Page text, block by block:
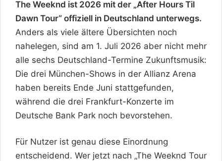
The Weeknd ist 2026 mit der „After Hours Til
Dawn Tour“ offiziell in Deutschland unterwegs.
Anders als viele ältere Übersichten noch
nahelegen, sind am 1. Juli 2026 aber nicht mehr
alle sechs Deutschland-Termine Zukunftsmusik:
Die drei München-Shows in der Allianz Arena
haben bereits Ende Juni stattgefunden,
während die drei Frankfurt-Konzerte im
Deutsche Bank Park noch bevorstehen.
Für Nutzer ist genau diese Einordnung
entscheidend. Wer jetzt nach „The Weeknd Tour